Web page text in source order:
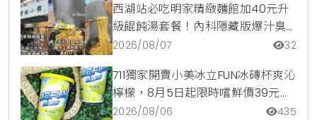
西湖站必吃明家精緻麵館加40元升
級餛飩湯套餐！內科隱藏版爆汁臭
豆腐麵與牛肉麵疙瘩平價攻略
2026/08/07 32
711獨家開賣小美冰立FUN冰磚杯爽沁
檸檬，8月5日起限時嚐鮮價39元特
調咖啡氣泡水超讚
2026/08/06 435